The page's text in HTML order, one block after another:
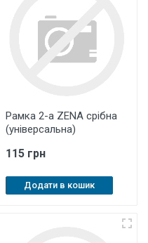
Рамка 2-а ZENA срібна
(універсальна)
115 грн
Додати в кошик